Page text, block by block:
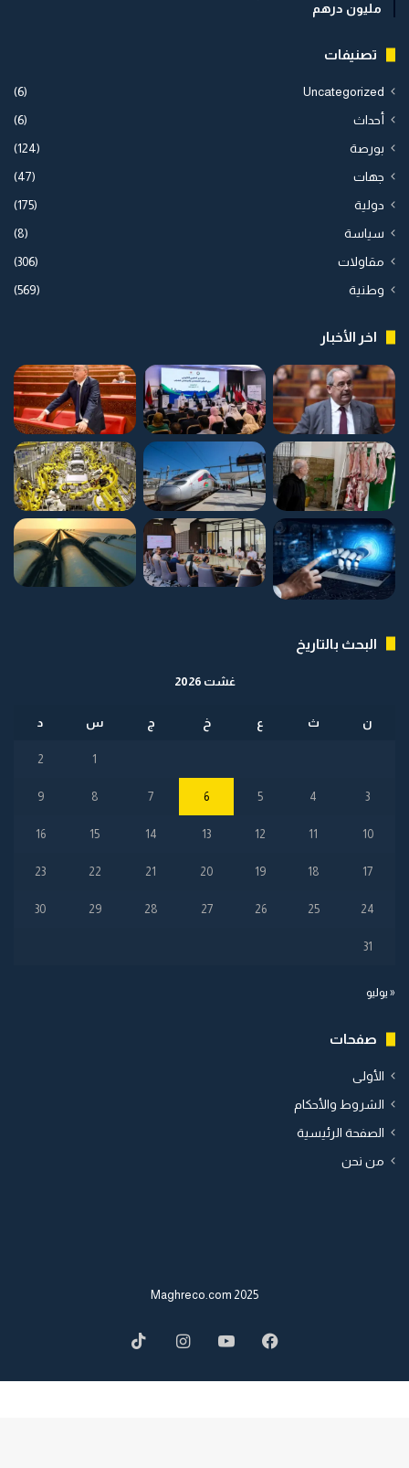
مليون درهم
تصنيفات
Uncategorized
(6)
أحداث (6)
بورصة (124)
جهات (47)
دولية (175)
سياسة (8)
مقاولات (306)
وطنية (569)
اخر الأخبار
البحث بالتاريخ
غشت 2026
ن ث ع خ ج س د
1
2
3
4
5
6
7
8
9
10
11
12
13
14
15
16
17
18
19
20
21
22
23
24
25
26
27
28
29
30
31
« يوليو
صفحات
الأولى
الشروط والأحكام
الصفحة الرئيسية
من نحن
2025 Maghreco.com
Facebook
YouTube
Instagram